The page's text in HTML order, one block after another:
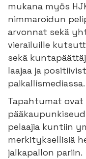
mukana myös
nimmaroidun
arvonnat sekä
vierailuille
sekä
laajaa ja
paikallismediassa.
Tapahtumat
pelaajia kuntiin
merkityksellisiä
jalkapallon pariin.